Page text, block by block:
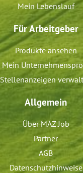
Mein Lebenslauf
Für Arbeitgeber
Produkte ansehen
Mein
Stellenanzeigen
Allgemein
Über MAZ Job
Partner
AGB
Datenschutzhinweise